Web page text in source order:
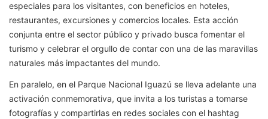
especiales para los visitantes, con beneficios en hoteles,
restaurantes, excursiones y comercios locales. Esta acción
conjunta entre el sector público y privado busca fomentar el
turismo y celebrar el orgullo de contar con una de las maravillas
naturales más impactantes del mundo.
En paralelo, en el Parque Nacional Iguazú se lleva adelante una
activación conmemorativa, que invita a los turistas a tomarse
fotografías y compartirlas en redes sociales con el hashtag